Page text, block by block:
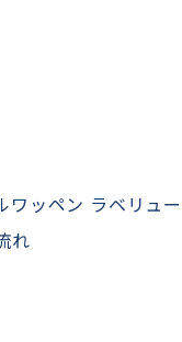
ワッペン ラベリュー
れ